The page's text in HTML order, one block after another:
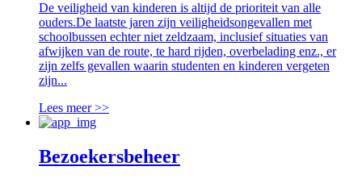
De veiligheid van kinderen is altijd de prioriteit van alle
ouders.De laatste jaren zijn veiligheidsongevallen met
schoolbussen echter niet zeldzaam, inclusief situaties van
afwijken van de route, te hard rijden, overbelading enz., er
zijn zelfs gevallen waarin studenten en kinderen vergeten
zijn...
Lees meer >>
Bezoekersbeheer